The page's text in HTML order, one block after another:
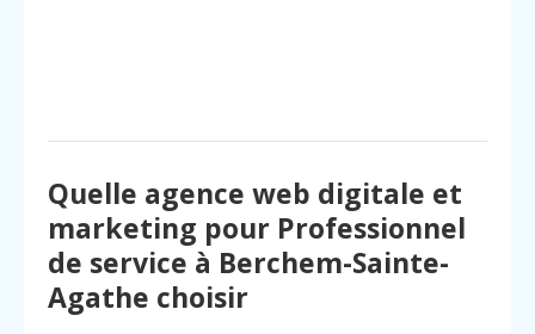
Quelle agence web digitale et
marketing pour Professionnel
de service à Berchem-Sainte-
Agathe choisir